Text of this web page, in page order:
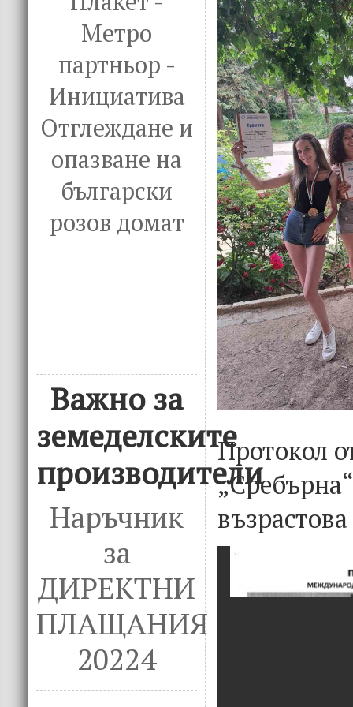
Метро
партньор -
Инициатива
Отглеждане и
опазване на
български
розов домат
Важно за
земеделските
производители
Наръчник
за
ДИРЕКТНИ
ПЛАЩАНИЯ
20224
Протокол